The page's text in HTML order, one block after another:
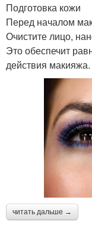
Подготовка кожи
Перед началом
Очистите лицо,
Это обеспечит
действия макияжа.
читать дальше →